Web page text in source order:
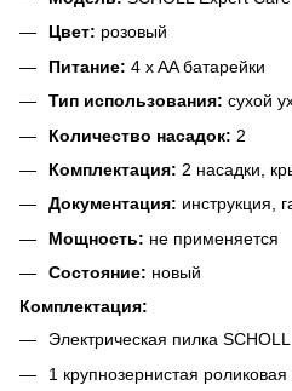
Цвет: розовый
Питание: 4 x AA батарейки
Тип использования: сухой
Количество насадок: 2
Комплектация: 2 насадки,
Документация: инструкция,
Мощность: не применяется
Состояние: новый
Комплектация:
Электрическая пилка SCHOLL
1 крупнозернистая роликовая